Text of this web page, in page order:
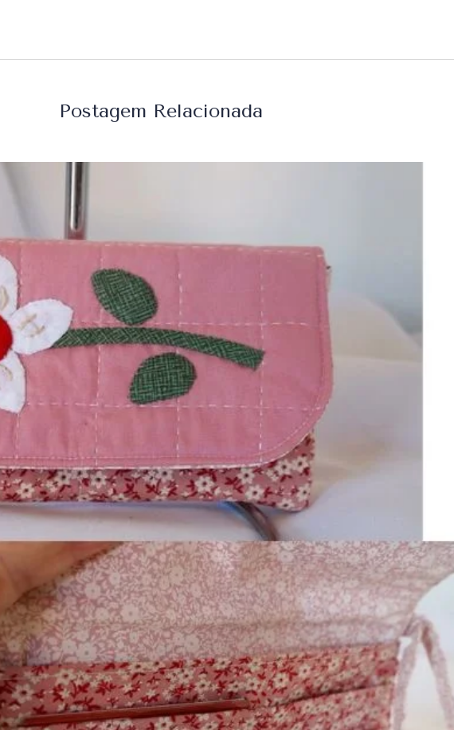
Postagem Relacionada